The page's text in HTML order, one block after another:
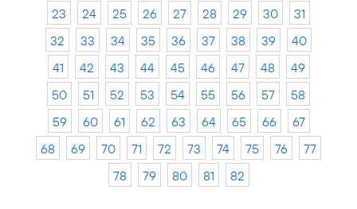
23
24 25 26 27 28 29 30
31
32
33 34 35 36 37 38 39
40
41
42 43 44 45 46 47 48
49
50
51 52 53 54 55 56 57
58
59
60 61 62 63 64 65 66
67
68
69 70 71 72 73 74 75 76
77
78
79 80 81 82